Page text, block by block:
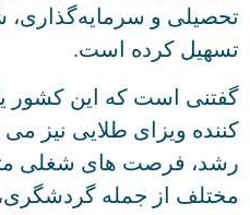
تحصیلی و سرمایه‌گذاری،
تسهیل کرده است.
گفتنی است که این کشور
کننده ویزای طلایی نیز می
رشد، فرصت های شغلی
مختلف از جمله